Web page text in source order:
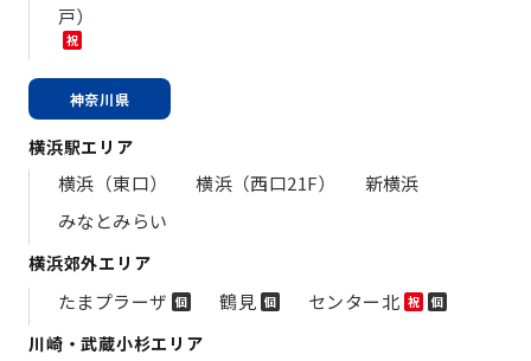
戸）
祝
神奈川県
横浜駅エリア
横浜（東口） 横浜（西口21F）
新横浜
みなとみらい
横浜郊外エリア
たまプラーザ 個 鶴見 個 センター北 祝 個
川崎・武蔵小杉エリア